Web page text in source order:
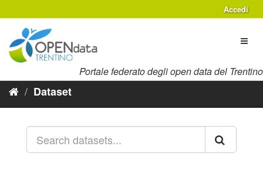
al
contenuto
Accedi
Portale federato degli open data del Trentino
Dataset